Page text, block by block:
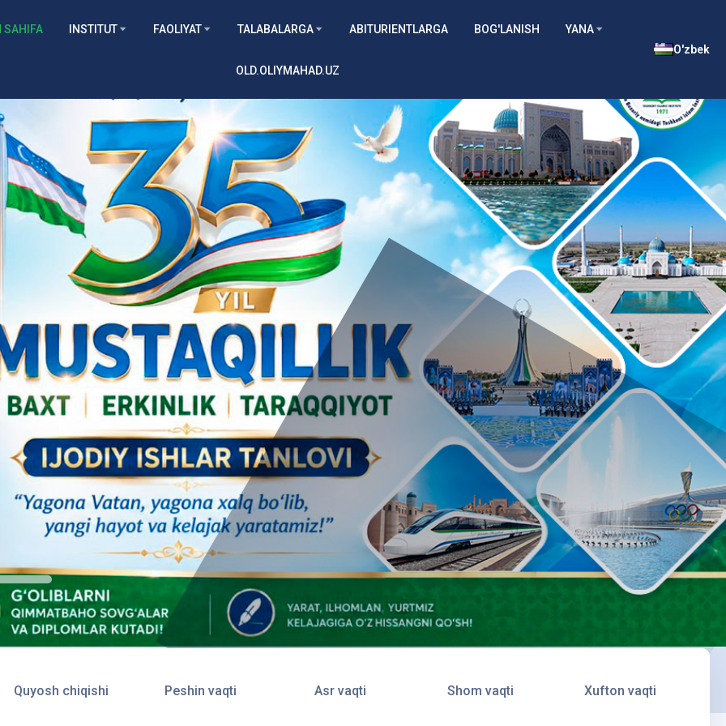
SAHIFA INSTITUT FAOLIYAT TALABALARGA ABITURIENTLARGA BOG'LANISH YANA
OLD.OLIYMAHAD.UZ
O'zbek
Quyosh chiqishi Peshin vaqti Asr vaqti Shom vaqti Xufton vaqti